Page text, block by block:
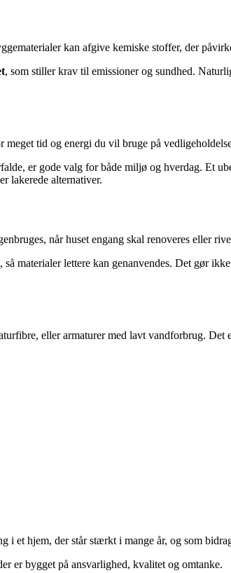
kan afgive kemiske stoffer, der
, som stiller krav til emissioner og sundhed.
tid og energi du vil bruge på
er gode valg for både miljø og hverdag. Et
lakerede alternativer.
når huset engang skal renoveres eller
, så materialer lettere kan genanvendes. Det gør
eller armaturer med lavt vandforbrug. Det
et hjem, der står stærkt i mange år, og som
er bygget på ansvarlighed, kvalitet og omtanke.